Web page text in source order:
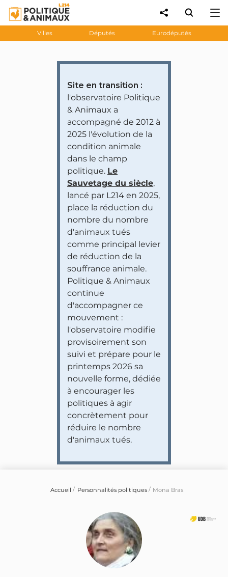
Villes Députés Eurodéputés
Site en transition :
l'observatoire Politique
& Animaux a
accompagné de 2012 à
2025 l'évolution de la
condition animale
dans le champ
politique. Le
Sauvetage du siècle,
lancé par L214 en 2025,
place la réduction du
nombre du nombre
d'animaux tués
comme principal levier
de réduction de la
souffrance animale.
Politique & Animaux
continue
d'accompagner ce
mouvement :
l'observatoire modifie
provisoirement son
suivi et prépare pour le
printemps 2026 sa
nouvelle forme, dédiée
à encourager les
politiques à agir
concrètement pour
réduire le nombre
d'animaux tués.
Accueil Personnalités politiques Mona Bras